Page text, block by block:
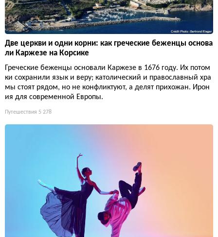
Две церкви и одни корни: как греческие беженцы основа
ли Каржезе на Корсике
Греческие беженцы основали Каржезе в 1676 году. Их потом
ки сохранили язык и веру; католический и православный хра
мы стоят рядом, но не конфликтуют, а делят прихожан. Ирон
ия для современной Европы.
Путешествия 5 278